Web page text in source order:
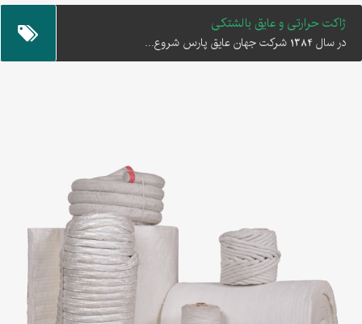
ژاکت حرارتی و عایق بالشتکی
در سال 1384 شرکت جهان عایق پارس شروع...